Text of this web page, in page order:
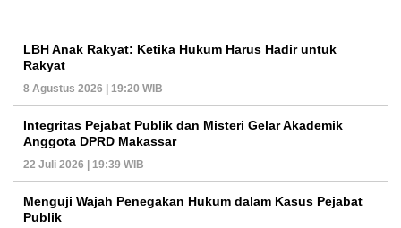
LBH Anak Rakyat: Ketika Hukum Harus Hadir untuk
Rakyat
8 Agustus 2026 | 19:20 WIB
Integritas Pejabat Publik dan Misteri Gelar Akademik
Anggota DPRD Makassar
22 Juli 2026 | 19:39 WIB
Menguji Wajah Penegakan Hukum dalam Kasus Pejabat
Publik